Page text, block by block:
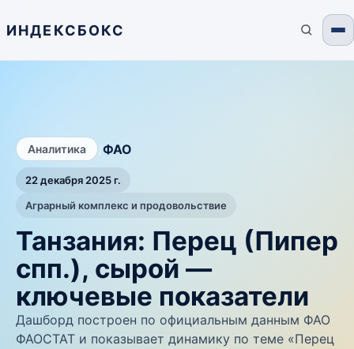
ИНДЕКСБОКС
Аналитика ФАО
22 декабря 2025 г.
Аграрный комплекс и продовольствие
Танзания: Перец (Пипер
спп.), сырой —
ключевые показатели
Дашборд построен по официальным данным ФАО
ФАОСТАТ и показывает динамику по теме «Перец